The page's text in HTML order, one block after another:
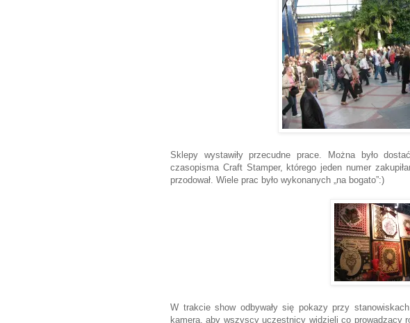
Sklepy wystawiły przecudne prace. Można było
czasopisma Craft Stamper, którego jeden numer
przodował. Wiele prac było wykonanych „na bogato”:)
W trakcie show odbywały się pokazy przy
kamerą, aby wszyscy uczestnicy widzieli co prowadzący